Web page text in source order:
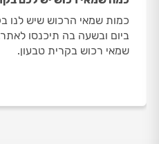
כמות שמאי הרכוש שיש לנו
שמאי רכוש בקרית טבעון.